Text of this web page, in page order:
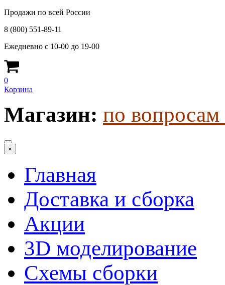
Продажи по всей России
8 (800) 551-89-11
Ежедневно с 10-00 до 19-00
0
Корзина
Магазин: по
×
Главная
Доставка и сборка
Акции
3D моделирование
Схемы сборки